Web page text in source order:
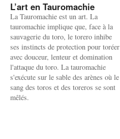
L’art en Tauromachie
La Tauromachie est un art. La
tauromachie implique que, face à la
sauvagerie du toro, le torero inhibe
ses instincts de protection pour toréer
avec douceur, lenteur et domination
l'attaque du toro. La tauromachie
s'exécute sur le sable des arènes où le
sang des toros et des toreros se sont
mêlés.